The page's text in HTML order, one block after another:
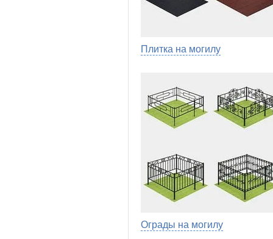
Плитка на могилу
Ограды на могилу